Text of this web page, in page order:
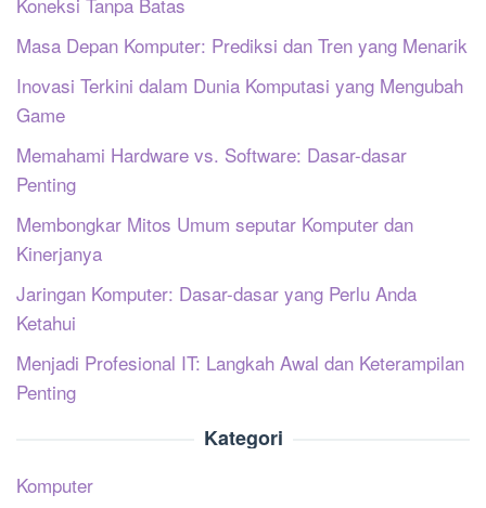
Masa Depan Komputer: Prediksi dan Tren yang Menarik
Inovasi Terkini dalam Dunia Komputasi yang Mengubah
Game
Memahami Hardware vs. Software: Dasar-dasar
Penting
Membongkar Mitos Umum seputar Komputer dan
Kinerjanya
Jaringan Komputer: Dasar-dasar yang Perlu Anda
Ketahui
Menjadi Profesional IT: Langkah Awal dan Keterampilan
Penting
Kategori
Komputer